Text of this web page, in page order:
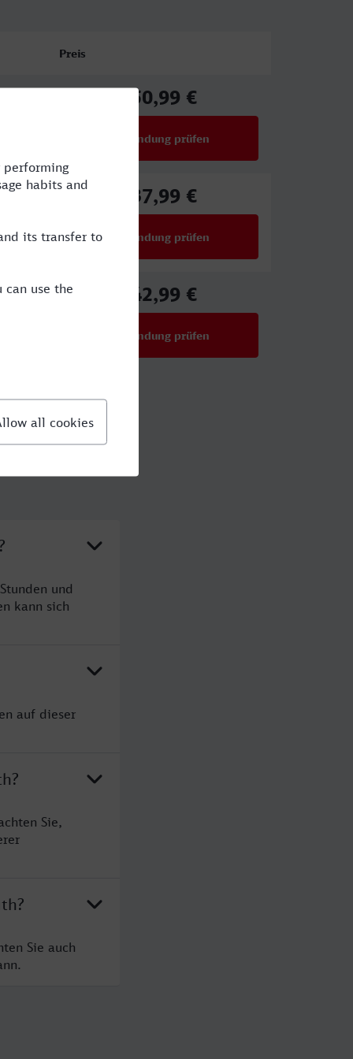
Preis
50,99 €
Verbindung prüfen
37,99 €
Verbindung prüfen
42,99 €
Verbindung prüfen
und
kann sich
auf dieser
Sie,
Sie auch